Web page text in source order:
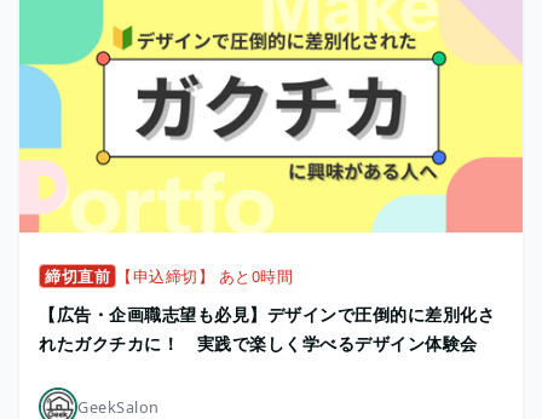
締切直前 【申込締切】 あと0時間
【広告・企画職志望も必見】デザインで圧倒的に差別化さ
れたガクチカに！ 実践で楽しく学べるデザイン体験会
GeekSalon